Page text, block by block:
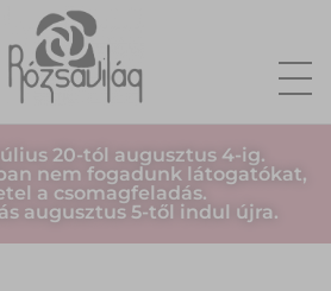
20-tól augusztus 4-ig.
nem fogadunk látogatókat,
a csomagfeladás.
augusztus 5-től indul újra.